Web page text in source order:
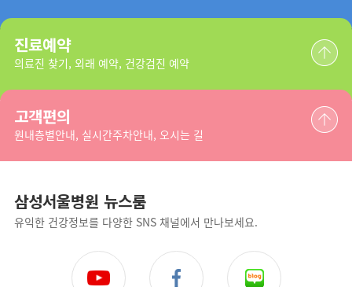
진료예약
의료진 찾기, 외래 예약, 건강검진 예약
고객편의
원내층별안내, 실시간주차안내, 오시는 길
삼성서울병원 뉴스룸
유익한 건강정보를 다양한 SNS 채널에서 만나보세요.